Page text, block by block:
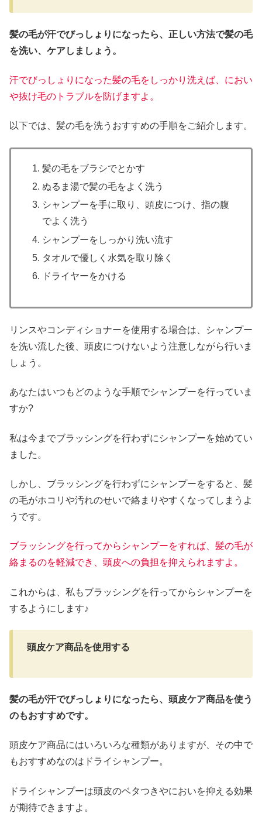
髪の毛が汗でびっしょりになったら、正しい方法で髪の毛
を洗い、ケアしましょう。
汗でびっしょりになった髪の毛をしっかり洗えば、におい
や抜け毛のトラブルを防げますよ。
以下では、髪の毛を洗うおすすめの手順をご紹介します。
髪の毛をブラシでとかす
ぬるま湯で髪の毛をよく洗う
シャンプーを手に取り、頭皮につけ、指の腹
でよく洗う
シャンプーをしっかり洗い流す
タオルで優しく水気を取り除く
ドライヤーをかける
リンスやコンディショナーを使用する場合は、シャンプー
を洗い流した後、頭皮につけないよう注意しながら行いま
しょう。
あなたはいつもどのような手順でシャンプーを行っていま
すか?
私は今までブラッシングを行わずにシャンプーを始めてい
ました。
しかし、ブラッシングを行わずにシャンプーをすると、髪
の毛がホコリや汚れのせいで絡まりやすくなってしまうよ
うです。
ブラッシングを行ってからシャンプーをすれば、髪の毛が
絡まるのを軽減でき、頭皮への負担を抑えられますよ。
これからは、私もブラッシングを行ってからシャンプーを
するようにします♪
頭皮ケア商品を使用する
髪の毛が汗でびっしょりになったら、頭皮ケア商品を使う
のもおすすめです。
頭皮ケア商品にはいろいろな種類がありますが、その中で
もおすすめなのはドライシャンプー。
ドライシャンプーは頭皮のベタつきやにおいを抑える効果
が期待できますよ。